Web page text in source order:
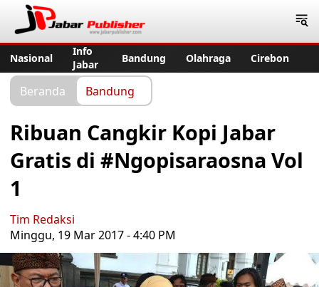
Nasional
Info
Jabar
Bandung Olahraga Cirebon
Beranda Bandung
Ribuan Cangkir Kopi Jabar
Gratis di #Ngopisaraosna Vol
1
Tim Redaksi
Minggu, 19 Mar 2017 - 4:40 PM